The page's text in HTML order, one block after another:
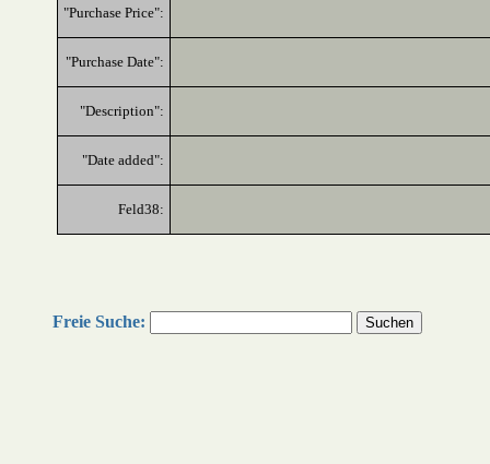
"Purchase Price":
"Purchase Date":
"Description":
"Date added":
Feld38:
Freie Suche: